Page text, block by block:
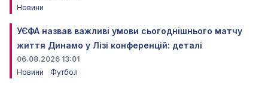
Новини
УЄФА назвав важливі умови сьогоднішнього матчу
життя Динамо у Лізі конференцій: деталі
06.08.2026 13:01
Новини
Футбол